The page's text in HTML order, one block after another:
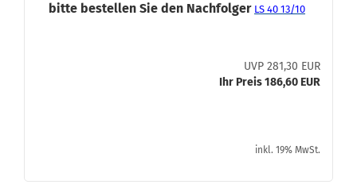
bitte be­stel­len Sie den Nach­fol­ger LS 40 13/10
UVP 281,30 EUR
Ihr Preis 186,60 EUR
inkl. 19% MwSt.